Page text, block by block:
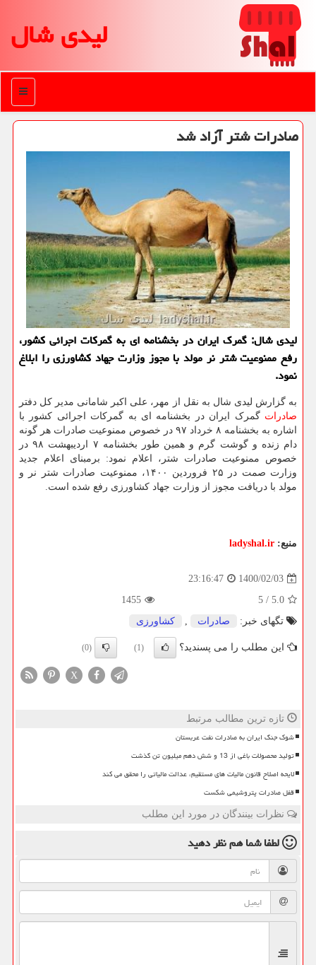
لیدی شال
منو
صادرات شتر آزاد شد
لیدی شال: گمرک ایران در بخشنامه ای به گمرکات اجرائی کشور،
رفع ممنوعیت شتر نر مولد با مجوز وزارت جهاد کشاورزی را ابلاغ
نمود.
به گزارش لیدی شال به نقل از مهر، علی اکبر شامانی مدیر کل دفتر
صادرات گمرک ایران در بخشنامه ای به گمرکات اجرائی کشور با
اشاره به بخشنامه ۸ خرداد ۹۷ در خصوص ممنوعیت صادرات هر گونه
دام زنده و گوشت گرم و همین طور بخشنامه ۷ اردیبهشت ۹۸ در
خصوص ممنوعیت صادرات شتر، اعلام نمود: برمبنای اعلام جدید
وزارت صمت در ۲۵ فروردین ۱۴۰۰، ممنوعیت صادرات شتر نر و
مولد با دریافت مجوز از وزارت جهاد کشاورزی رفع شده است.
منبع: ladyshal.ir
1400/02/03
23:16:47
5.0
/
5
1455
تگهای خبر:
صادرات , كشاورزی
این مطلب را می پسندید؟ (1)
(0)
X
تازه ترین مطالب مرتبط
شوک جنگ ایران به صادرات نفت عربستان
تولید محصولات باغی از 13 و شش دهم میلیون تن گذشت
لایحه اصلاح قانون مالیات های مستقیم، عدالت مالیاتی را محقق می کند
قفل صادرات پتروشیمی شکست
نظرات بینندگان در مورد این مطلب
لطفا شما همنظر دهید